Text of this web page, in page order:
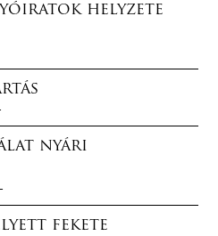
helyzete
nyári
fekete